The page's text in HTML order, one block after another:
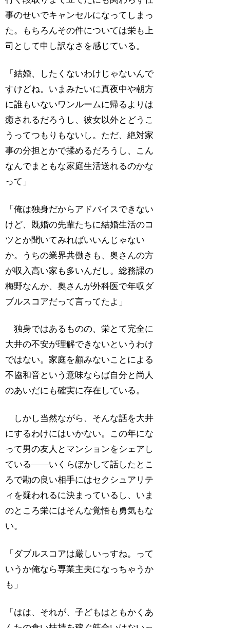
事のせいでキャンセルになってしまっ
た。もちろんその件については栄も上
司として申し訳なさを感じている。
「結婚、したくないわけじゃないんで
すけどね。いまみたいに真夜中や朝方
に誰もいないワンルームに帰るよりは
癒されるだろうし、彼女以外とどうこ
うってつもりもないし。ただ、絶対家
事の分担とかで揉めるだろうし、こん
なんでまともな家庭生活送れるのかな
って」
「俺は独身だからアドバイスできない
けど、既婚の先輩たちに結婚生活のコ
ツとか聞いてみればいいんじゃない
か。うちの業界共働きも、奥さんの方
が収入高い家も多いんだし。総務課の
梅野なんか、奥さんが外科医で年収ダ
ブルスコアだって言ってたよ」
独身ではあるものの、栄とて完全に
大井の不安が理解できないというわけ
ではない。家庭を顧みないことによる
不協和音という意味ならば自分と尚人
のあいだにも確実に存在している。
しかし当然ながら、そんな話を大井
にするわけにはいかない。この年にな
って男の友人とマンションをシェアし
ている――いくらぼかして話したとこ
ろで勘の良い相手にはセクシュアリテ
ィを疑われるに決まっているし、いま
のところ栄にはそんな覚悟も勇気もな
い。
「ダブルスコアは厳しいっすね。って
いうか俺なら専業主夫になっちゃうか
も」
「はは、それが、子どもはともかくあ